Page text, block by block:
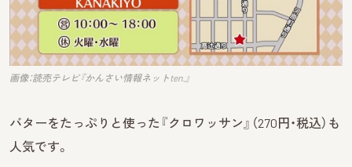
画像：読売テレビ『かんさい情報ネットten.』
バターをたっぷりと使った『クロワッサン』（270円・税込）も
人気です。